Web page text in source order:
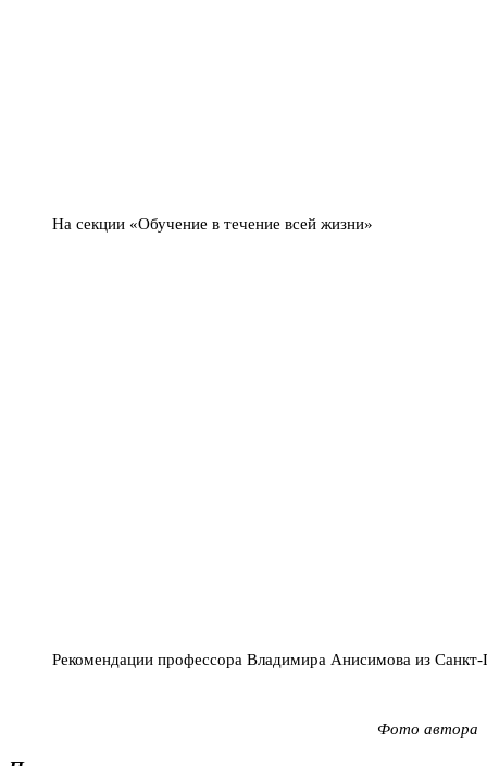
На секции «Обучение в течение всей жизни»
Рекомендации профессора Владимира Анисимова из Санкт-
Фото автора